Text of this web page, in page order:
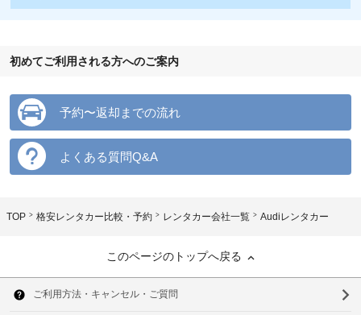
初めてご利用される方へのご案内
予約〜返却までの流れ
よくある質問Q&A
TOP 格安レンタカー比較・予約 レンタカー会社一覧 Audiレンタカー
このページのトップへ戻る